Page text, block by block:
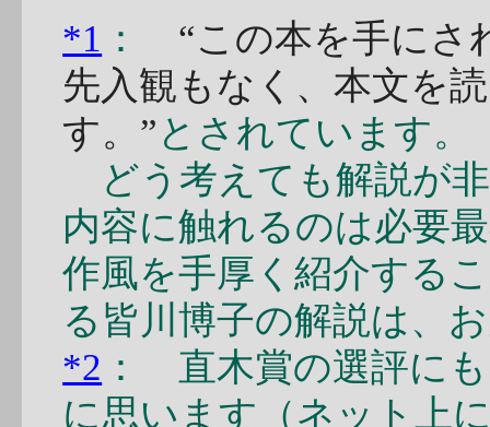
*1 ： “この本を手にさ
先入観もなく、本文を
す。” とされています。
どう考えても解説が
内容に触れるのは必要
作風を手厚く紹介する
る皆川博子の解説は、
*2 ： 直木賞の選評に
に思います（ネット上